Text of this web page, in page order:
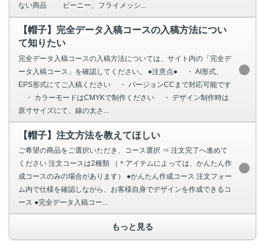
ない商品 ビーニー、フライメッシ...
【帽子】完全データ入稿コースの入稿方法につい
て知りたい
完全データ入稿コースの入稿方法については、サイト内の「完全デ
ータ入稿コース」を確認してください。 ●注意点● ・ AI形式、
EPS形式にてご入稿ください ・ バージョンCCまで対応可能です
・ カラーモードはCMYKで制作ください ・ デザイン制作時は
原寸サイズにて、線の太さ...
【帽子】注文方法を教えてほしい
ご希望の商品をご選択いただき、コース選択 ⇒ 注文完了へ進めて
ください 注文コースは2種類 （＊アイテムによっては、かんたん作
成コースのみの場合があります） ●かんたん作成コース 注文フォー
ム内で仕様を確認しながら、お客様自身でデザインを作成できるコ
ース ●完全データ入稿コー...
もっと見る